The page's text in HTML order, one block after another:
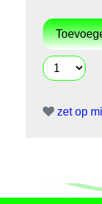
zet op